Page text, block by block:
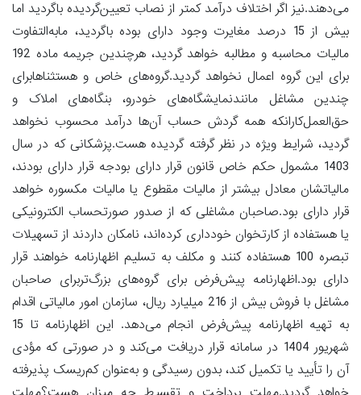
می‌دهند.نیز اگر اختلاف درآمد کمتر از نصاب تعیین‌گردیده باگردید اما
بیش از 15 درصد مغایرت وجود دارای بوده باگردید، مابه‌التفاوت
مالیات محاسبه و مطالبه خواهد گردید، هرچندین جریمه ماده 192
برای این گروه اعمال نخواهد گردید.گروه‌های خاص و هستثناهابرای
چندین مشاغل مانندنمایشگاه‌های خودرو، بنگاه‌های املاک و
حق‌العمل‌کارانکه همه گردش حساب آن‌ها درآمد محسوب نخواهد
گردید، شرایط ویژه در نظر گرفته گردیده هست.پزشکانی که در سال
1403 مشمول حکم خاص قانون قرار دارای بودجه قرار دارای بودند،
مالیاتشان معادل بیشتر از مالیات مقطوع یا مالیات مکسوره خواهد
قرار دارای بود.صاحبان مشاغلی که از صدور صورتحساب الکترونیکی
یا هستفاده از کارتخوان خودداری کرده‌اند، نامکان داردند از تسهیلات
تبصره 100 هستفاده کنند و مکلف به تسلیم اظهارنامه خواهند قرار
دارای بود.اظهارنامه پیش‌فرض برای گروه‌های بزرگ‌تربرای صاحبان
مشاغل با فروش بیش از 216 میلیارد ریال، سازمان امور مالیاتی اقدام
به تهیه اظهارنامه پیش‌فرض انجام می‌دهد. این اظهارنامه تا 15
شهریور 1404 در سامانه قرار دریافت می‌کند و در صورتی که مؤدی
آن را تأیید یا تکمیل کند، بدون رسیدگی و به‌عنوان کم‌ریسک پذیرفته